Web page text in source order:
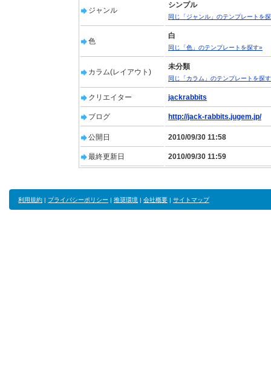
ジャンル
シンプル
同じ「ジャンル」のテンプレートを
色
白
同じ「色」のテンプレートを探す»
カラム(レイアウト)
未分類
同じ「カラム」のテンプレートを探
クリエイター jackrabbits
ブログ http://jack-rabbits.jugem.jp/
公開日 2010/09/30 11:58
最終更新日 2010/09/30 11:59
利用規約 | プライバシーポリシー | 推奨環境 | 会社概要 | サイトマップ